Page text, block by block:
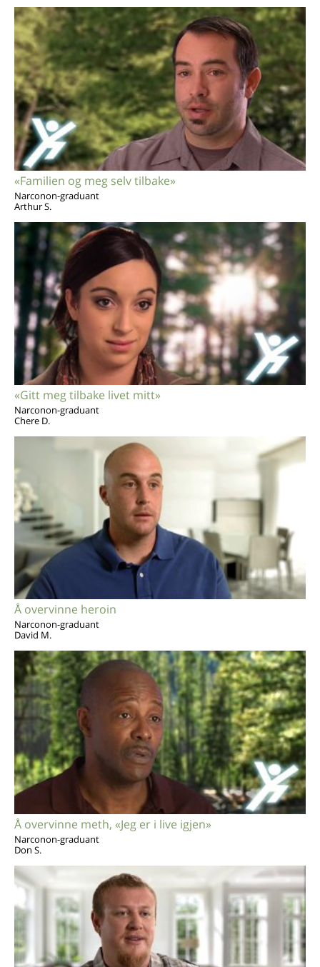
«Familien og meg selv tilbake»
Narconon-graduant
Arthur S.
«Gitt meg tilbake livet mitt»
Narconon-graduant
Chere D.
Å overvinne heroin
Narconon-graduant
David M.
Å overvinne meth, «Jeg er i live igjen»
Narconon-graduant
Don S.